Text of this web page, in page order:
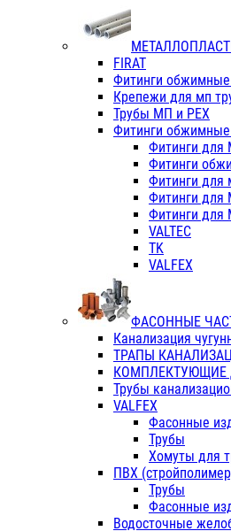
FIRAT
Фитинги обжимные
Крепежи для мп
Трубы МП и PEX
Фитинги
Фитинги для
Фитинги
Фитинги для
Фитинги для
Фитинги для
VALTEC
TK
VALFEX
ФАСОННЫЕ
Канализация
ТРАПЫ
КОМПЛЕКТУЮЩИЕ
Трубы
VALFEX
Фасонные
Трубы
Хомуты для
ПВХ
Трубы
Фасонные
Водосточные